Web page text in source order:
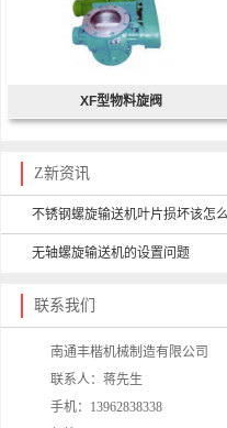
XF型物料旋阀
Z新资讯
不锈钢螺旋输送机叶片损坏该怎
无轴螺旋输送机的设置问题
联系我们
南通丰楷机械制造有限公司
联系人：蒋先生
手机：13962838338